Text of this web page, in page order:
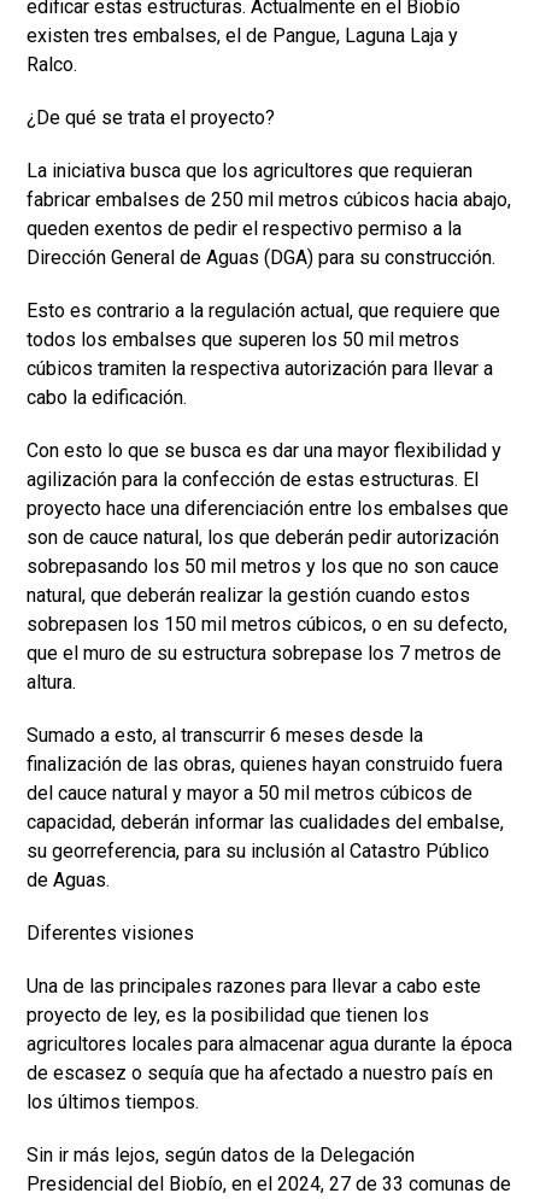
edificar estas estructuras. Actualmente en el Biobío
existen tres embalses, el de Pangue, Laguna Laja y
Ralco.
¿De qué se trata el proyecto?
La iniciativa busca que los agricultores que requieran
fabricar embalses de 250 mil metros cúbicos hacia abajo,
queden exentos de pedir el respectivo permiso a la
Dirección General de Aguas (DGA) para su construcción.
Esto es contrario a la regulación actual, que requiere que
todos los embalses que superen los 50 mil metros
cúbicos tramiten la respectiva autorización para llevar a
cabo la edificación.
Con esto lo que se busca es dar una mayor flexibilidad y
agilización para la confección de estas estructuras. El
proyecto hace una diferenciación entre los embalses que
son de cauce natural, los que deberán pedir autorización
sobrepasando los 50 mil metros y los que no son cauce
natural, que deberán realizar la gestión cuando estos
sobrepasen los 150 mil metros cúbicos, o en su defecto,
que el muro de su estructura sobrepase los 7 metros de
altura.
Sumado a esto, al transcurrir 6 meses desde la
finalización de las obras, quienes hayan construido fuera
del cauce natural y mayor a 50 mil metros cúbicos de
capacidad, deberán informar las cualidades del embalse,
su georreferencia, para su inclusión al Catastro Público
de Aguas.
Diferentes visiones
Una de las principales razones para llevar a cabo este
proyecto de ley, es la posibilidad que tienen los
agricultores locales para almacenar agua durante la época
de escasez o sequía que ha afectado a nuestro país en
los últimos tiempos.
Sin ir más lejos, según datos de la Delegación
Presidencial del Biobío, en el 2024, 27 de 33 comunas de